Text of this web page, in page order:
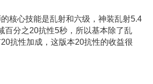
心技能是乱射和六级，神装乱射5.4
百分之20抗性5秒，所以基本除了乱
抗性加成，这版本20抗性的收益很